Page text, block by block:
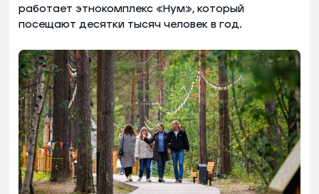
работает этнокомплекс «Нум», который
посещают десятки тысяч человек в год.